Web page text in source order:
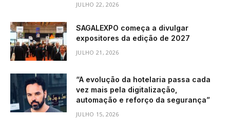
JULHO 22, 2026
SAGALEXPO começa a divulgar
expositores da edição de 2027
JULHO 21, 2026
“A evolução da hotelaria passa cada
vez mais pela digitalização,
automação e reforço da segurança”
JULHO 15, 2026